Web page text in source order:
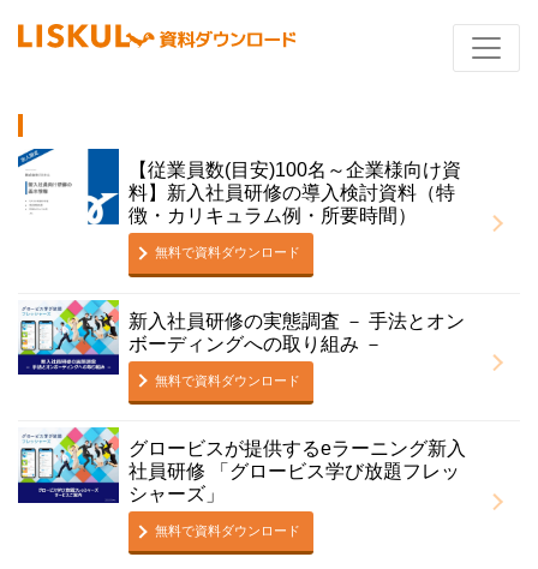
【従業員数(目安)100名～企業様向け資
料】新入社員研修の導入検討資料（特
徴・カリキュラム例・所要時間）
無料で資料ダウンロード
新入社員研修の実態調査 － 手法とオン
ボーディングへの取り組み －
無料で資料ダウンロード
グロービスが提供するeラーニング新入
社員研修 「グロービス学び放題フレッ
シャーズ」
無料で資料ダウンロード